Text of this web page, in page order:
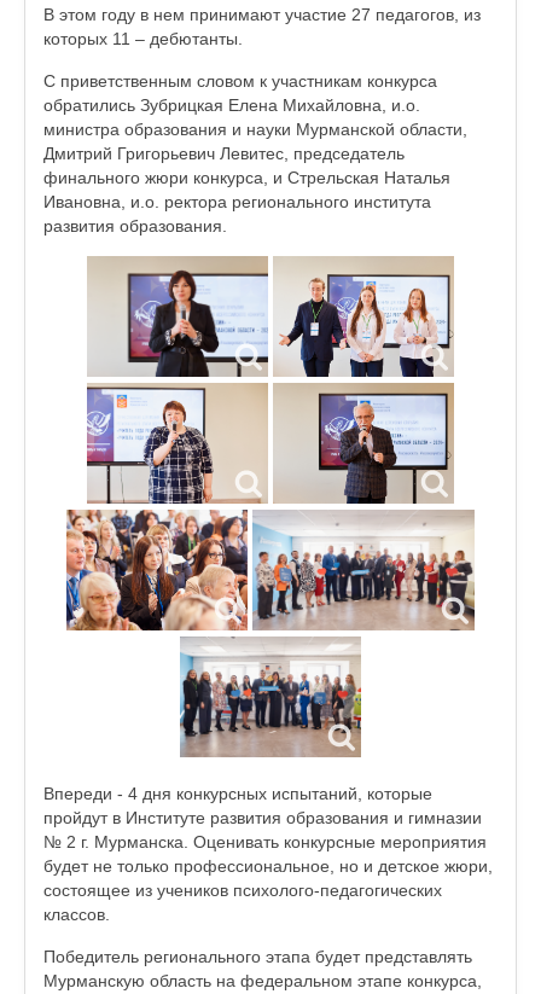
В этом году в нем принимают участие 27 педагогов, из
которых 11 – дебютанты.
С приветственным словом к участникам конкурса
обратились Зубрицкая Елена Михайловна, и.о.
министра образования и науки Мурманской области,
Дмитрий Григорьевич Левитес, председатель
финального жюри конкурса, и Стрельская Наталья
Ивановна, и.о. ректора регионального института
развития образования.
Впереди - 4 дня конкурсных испытаний, которые
пройдут в Институте развития образования и гимназии
№ 2 г. Мурманска. Оценивать конкурсные мероприятия
будет не только профессиональное, но и детское жюри,
состоящее из учеников психолого-педагогических
классов.
Победитель регионального этапа будет представлять
Мурманскую область на федеральном этапе конкурса,